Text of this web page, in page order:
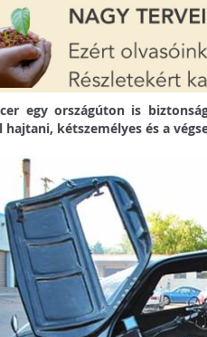
egy országúton is
hajtani, kétszemélyes és a